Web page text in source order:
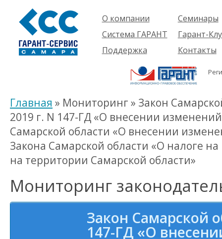
О компании
Компания
Проекты
Партнеры
Вакансии
Реквизиты
Информация
Система ГАРАНТ
О системе
решения
Комплекты
История
Поддержка
Пользователям
Будущим
пользователям
Семинары
Об услуге
семинары
Гарант-
Контакты
Главная » Мониторинг » Закон
2019 г. N 147-ГД «О внесении
Самарской области «О внесении
Закона Самарской области «О налоге
на территории Самарской области»
Мониторинг
Закон Самарской
147-ГД «О